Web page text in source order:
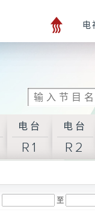
电
电台
R1
电台
R2
至